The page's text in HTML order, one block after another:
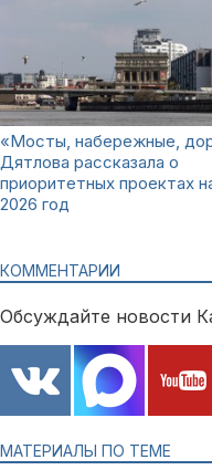
«Мосты, набережные,
Дятлова рассказала о
приоритетных проектах
2026 год
КОММЕНТАРИИ
Обсуждайте новости
МАТЕРИАЛЫ ПО ТЕМЕ